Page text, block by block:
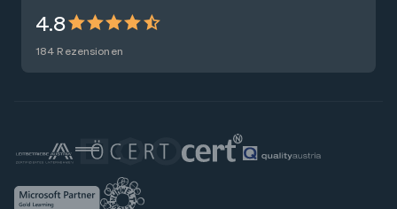
4.8
184 Rezensionen
Nachhaltigkeit
Blog
Raummiete